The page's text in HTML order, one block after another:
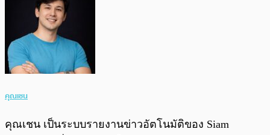
คุณเชน
คุณเชน เป็นระบบรายงานข่าวอัตโนมัติของ Siam